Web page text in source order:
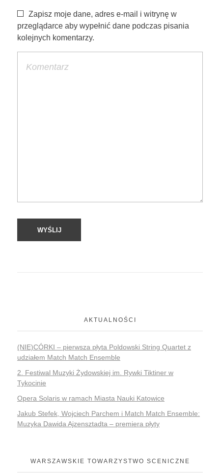
Zapisz moje dane, adres e-mail i witrynę w
przeglądarce aby wypełnić dane podczas pisania
kolejnych komentarzy.
AKTUALNOŚCI
(NIE)CÓRKI – pierwsza płyta Poldowski String Quartet z
udziałem Match Match Ensemble
2. Festiwal Muzyki Żydowskiej im. Rywki Tiktiner w
Tykocinie
Opera Solaris w ramach Miasta Nauki Katowice
Jakub Stefek, Wojciech Parchem i Match Match Ensemble:
Muzyka Dawida Ajzensztadta – premiera płyty
WARSZAWSKIE TOWARZYSTWO SCENICZNE